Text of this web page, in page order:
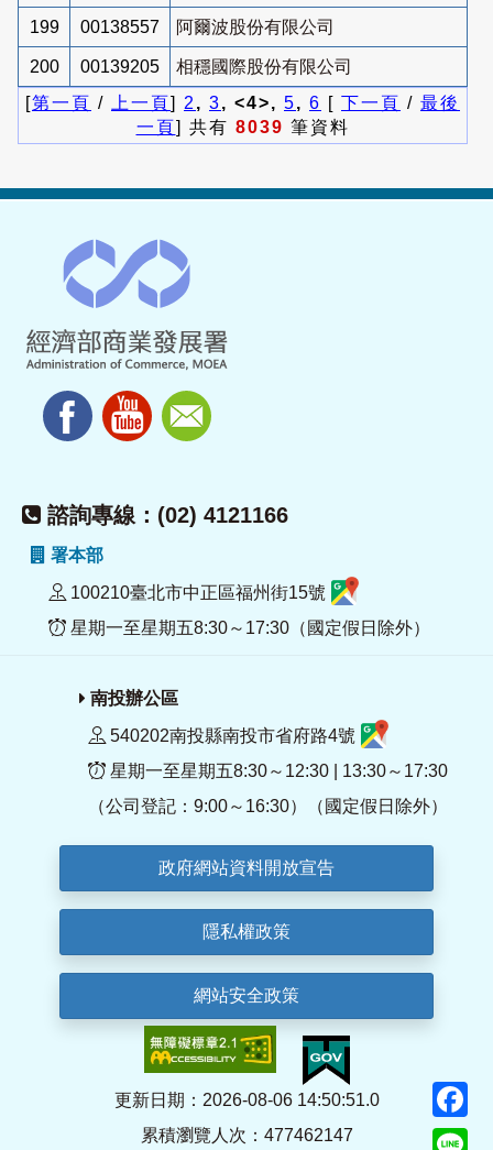
199 00138557 阿爾波股份有限公司
200 00139205
相穩國際股份有限公司
[第一頁 / 上一頁] 2 , 3, <4>, 5, 6 [ 下一頁 / 最後
一頁] 共有 8039 筆資料
諮詢專線：(02) 4121166
署本部
100210臺北市中正區福州街15號
星期一至星期五8:30～17:30（國定假日除外）
南投辦公區
540202南投縣南投市省府路4號
星期一至星期五8:30～12:30 | 13:30～17:30
（公司登記：9:00～16:30）（國定假日除外）
政府網站資料開放宣告
隱私權政策
網站安全政策
更新日期：2026-08-06 14:50:51.0
累積瀏覽人次：477462147